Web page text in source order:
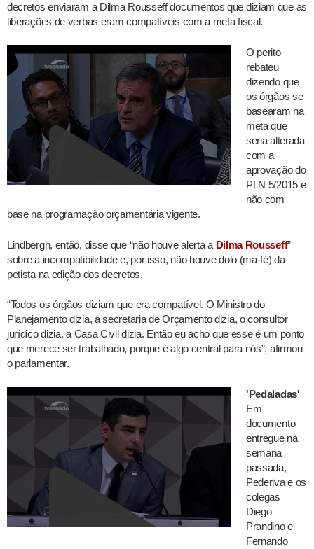
decretos enviaram a Dilma Rousseff documentos que diziam que as
liberações de verbas eram compatíveis com a meta fiscal.
O perito
rebateu
dizendo que
os órgãos se
basearam na
meta que
seria alterada
com a
aprovação do
PLN 5/2015 e
não com
base na programação orçamentária vigente.
Lindbergh, então, disse que “não houve alerta a Dilma Rousseff”
sobre a incompatibilidade e, por isso, não houve dolo (ma-fé) da
petista na edição dos decretos.
“Todos os órgãos diziam que era compatível. O Ministro do
Planejamento dizia, a secretaria de Orçamento dizia, o consultor
jurídico dizia, a Casa Civil dizia. Então eu acho que esse é um ponto
que merece ser trabalhado, porque é algo central para nós”, afirmou
o parlamentar.
'Pedaladas'
Em
documento
entregue na
semana
passada,
Pederiva e os
colegas
Diego
Prandino e
Fernando